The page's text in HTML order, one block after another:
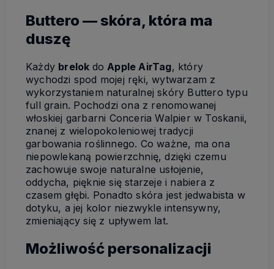
Buttero — skóra, która ma
duszę
Każdy brelok do Apple AirTag, który
wychodzi spod mojej ręki, wytwarzam z
wykorzystaniem naturalnej skóry Buttero typu
full grain. Pochodzi ona z renomowanej
włoskiej garbarni Conceria Walpier w Toskanii,
znanej z wielopokoleniowej tradycji
garbowania roślinnego. Co ważne, ma ona
niepowlekaną powierzchnię, dzięki czemu
zachowuje swoje naturalne usłojenie,
oddycha, pięknie się starzeje i nabiera z
czasem głębi. Ponadto skóra jest jedwabista w
dotyku, a jej kolor niezwykle intensywny,
zmieniający się z upływem lat.
Możliwość personalizacji